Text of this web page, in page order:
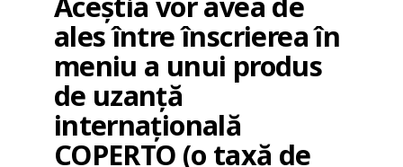
ales între înscrierea în
meniu a unui produs
de uzanță
internațională
COPERTO (o taxă de